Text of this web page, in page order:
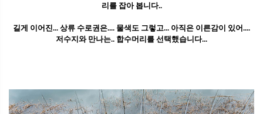
리를 잡아 봅니다..
길게 이어진... 상류 수로권은.... 물색도 그렇고... 아직은 이른감이 있어....
저수지와 만나는.. 합수머리를 선택했습니다...